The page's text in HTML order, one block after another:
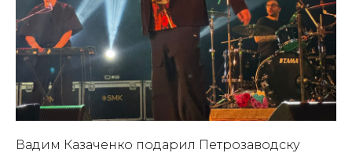
Вадим Казаченко подарил Петрозаводску